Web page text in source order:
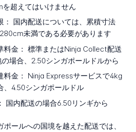
超えてはいけません
国内配送については、累積寸法
280cm未満である必要があります
料金： 標準またはNinja Collect配送
場合、2.50シンガポールドルから
料金： Ninja Expressサービスで4kg
、4.50シンガポールドル
国内配送の場合6.50リンギから
ールへの国境を越えた配送では、